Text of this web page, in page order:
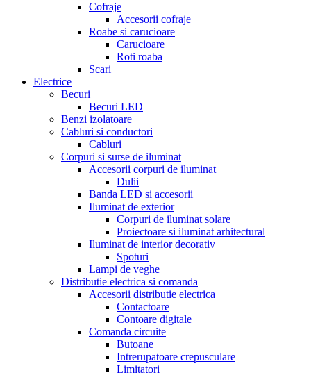
Cofraje
Accesorii cofraje
Roabe si carucioare
Carucioare
Roti roaba
Scari
Electrice
Becuri
Becuri LED
Benzi izolatoare
Cabluri si conductori
Cabluri
Corpuri si surse de iluminat
Accesorii corpuri de iluminat
Dulii
Banda LED si accesorii
Iluminat de exterior
Corpuri de iluminat solare
Proiectoare si iluminat arhitectural
Iluminat de interior decorativ
Spoturi
Lampi de veghe
Distributie electrica si comanda
Accesorii distributie electrica
Contactoare
Contoare digitale
Comanda circuite
Butoane
Intrerupatoare crepusculare
Limitatori